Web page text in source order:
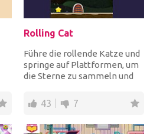
Rolling Cat
Führe die rollende Katze und
springe auf Plattformen, um
die Sterne zu sammeln und
43 7